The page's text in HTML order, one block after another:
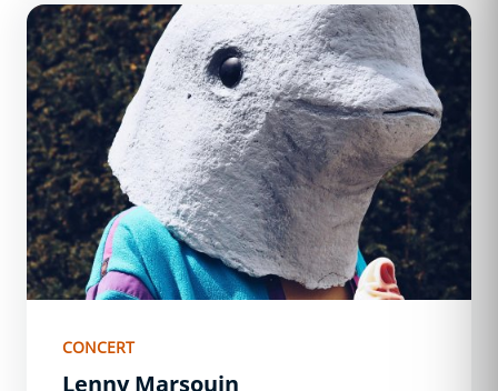
Lenny Marsouin
CONCERT
Lenny Marsouin